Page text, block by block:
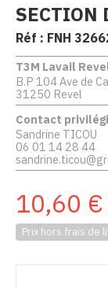
SECTION
Réf : FNH
T3M Lavail
B.P 104 Ave de
31250 Revel
Contact
Sandrine TICOU
06 01 14 28 44
10,60 €
Prix hors frais de